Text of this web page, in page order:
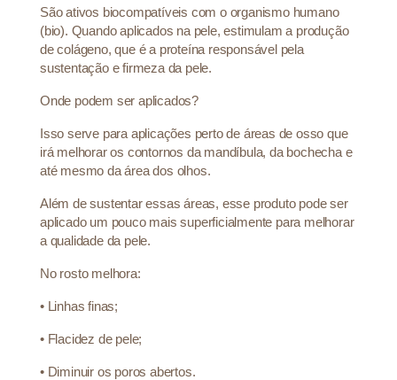
São ativos biocompatíveis com o organismo humano
(bio). Quando aplicados na pele, estimulam a produção
de colágeno, que é a proteína responsável pela
sustentação e firmeza da pele.
Onde podem ser aplicados?
Isso serve para aplicações perto de áreas de osso que
irá melhorar os contornos da mandíbula, da bochecha e
até mesmo da área dos olhos.
Além de sustentar essas áreas, esse produto pode ser
aplicado um pouco mais superficialmente para melhorar
a qualidade da pele.
No rosto melhora:
• Linhas finas;
• Flacidez de pele;
• Diminuir os poros abertos.